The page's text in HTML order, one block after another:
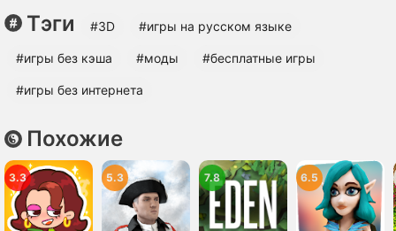
Тэги #3D #игры на русском языке
#игры без кэша #моды #бесплатные игры
#игры без интернета
Похожие
3.3 5.3 7.8 6.5